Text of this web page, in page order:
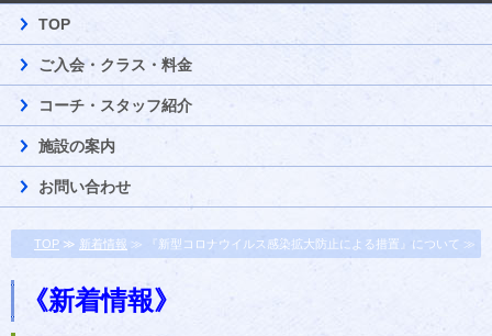
TOP
ご入会・クラス・料金
コーチ・スタッフ紹介
施設の案内
お問い合わせ
TOP ≫ 新着情報 ≫ 『新型コロナウイルス感染拡大防止による措置』について ≫
《新着情報》